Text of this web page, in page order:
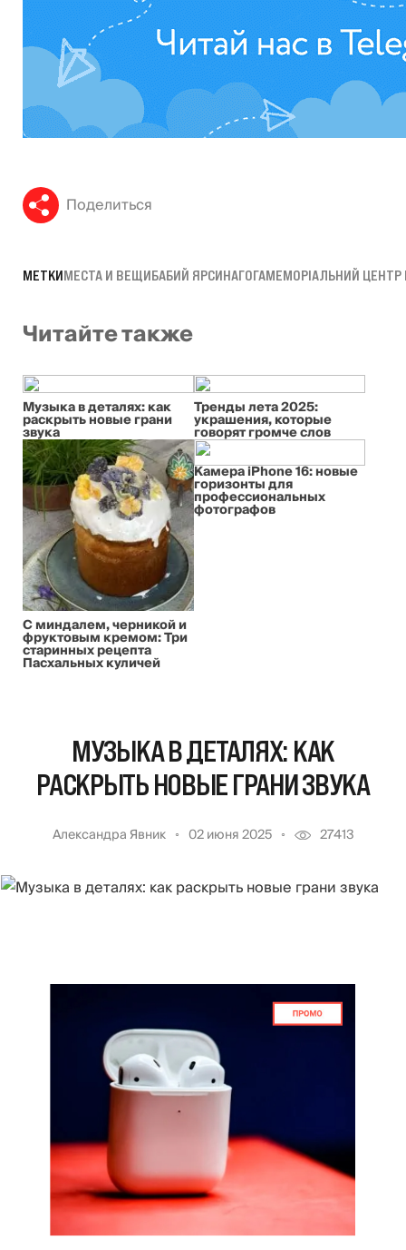
Поделиться
МЕТКИМЕСТА И ВЕЩИБАБИЙ ЯРСИНАГОГАМЕМОРІАЛЬНИЙ ЦЕНТР
Читайте также
Музыка в деталях: как
раскрыть новые грани
звука
Тренды лета 2025:
украшения, которые
говорят громче слов
С миндалем, черникой и
фруктовым кремом: Три
старинных рецепта
Пасхальных куличей
Камера iPhone 16: новые
горизонты для
профессиональных
фотографов
МУЗЫКА В ДЕТАЛЯХ: КАК
РАСКРЫТЬ НОВЫЕ ГРАНИ ЗВУКА
Александра Явник 02 июня 2025 27413